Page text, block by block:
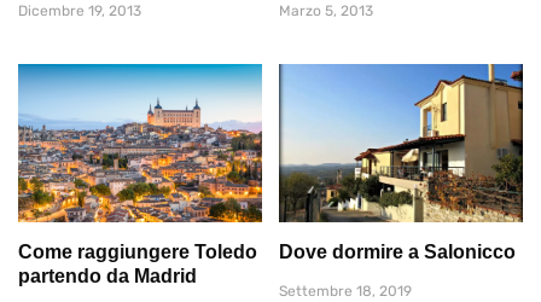
Dicembre 19, 2013 Marzo 5, 2013
Come raggiungere Toledo
partendo da Madrid
Dove dormire a Salonicco
Settembre 18, 2019